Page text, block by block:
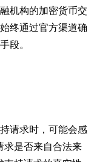
机构的加密货币交
终通过官方渠道确
段。
请求时，可能会感
求是否来自合法来